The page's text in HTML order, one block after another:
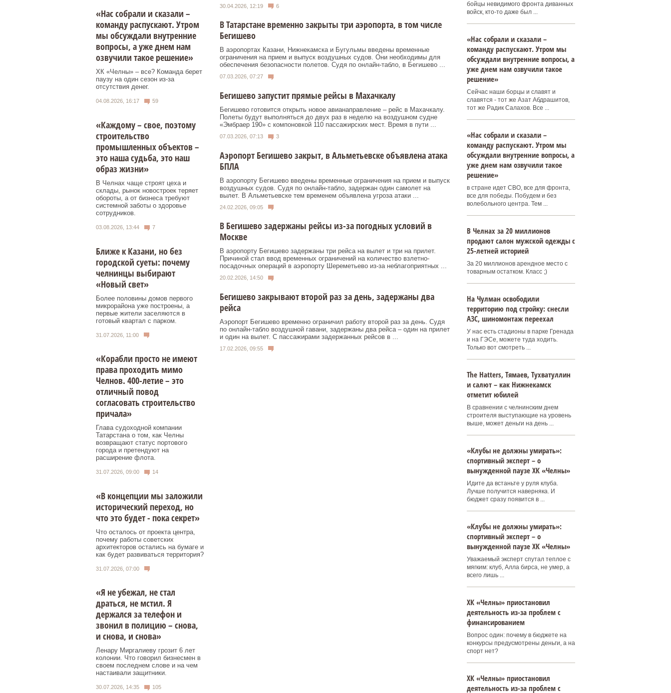
«Нас собрали и сказали –
команду распускают. Утром
мы обсуждали внутренние
вопросы, а уже днем нам
озвучили такое решение»
ХК «Челны» – все? Команда берет
паузу на один сезон из-за
отсутствия денег.
04.08.2026, 16:17 59
«Каждому – свое, поэтому
строительство
промышленных объектов –
это наша судьба, это наш
образ жизни»
В Челнах чаще строят цеха и
склады, рынок новостроек теряет
обороты, а от бизнеса требуют
системной заботы о здоровье
сотрудников.
03.08.2026, 13:44 7
Ближе к Казани, но без
городской суеты: почему
челнинцы выбирают
«Новый свет»
Более половины домов первого
микрорайона уже построены, а
первые жители заселяются в
готовый квартал с парком.
31.07.2026, 11:00
«Корабли просто не имеют
права проходить мимо
Челнов. 400-летие – это
отличный повод
согласовать строительство
причала»
Глава судоходной компании
Татарстана о том, как Челны
возвращают статус портового
города и претендуют на
расширение флота.
31.07.2026, 09:00 14
«В концепции мы заложили
исторический переход, но
что это будет - пока секрет»
Что осталось от проекта центра,
почему работы советских
архитекторов остались на бумаге и
как будет развиваться территория?
31.07.2026, 07:00
«Я не убежал, не стал
драться, не мстил. Я
держался за телефон и
звонил в полицию – снова,
и снова, и снова»
Ленару Миргалиеву грозит 6 лет
колонии. Что говорил бизнесмен в
своем последнем слове и на чем
настаивали защитники.
30.07.2026, 14:35 105
30.04.2026, 12:19 6
В Татарстане временно закрыты три аэропорта, в том числе
Бегишево
В аэропортах Казани, Нижнекамска и Бугульмы введены временные
ограничения на прием и выпуск воздушных судов. Они необходимы для
обеспечения безопасности полетов. Судя по онлайн-табло, в Бегишево ...
07.03.2026, 07:27
Бегишево запустит прямые рейсы в Махачкалу
Бегишево готовится открыть новое авианаправление – рейс в Махачкалу.
Полеты будут выполняться до двух раз в неделю на воздушном судне
«Эмбраер 190» с компоновкой 110 пассажирских мест. Время в пути ...
07.03.2026, 07:13 3
Аэропорт Бегишево закрыт, в Альметьевске объявлена атака
БПЛА
В аэропорту Бегишево введены временные ограничения на прием и выпуск
воздушных судов. Судя по онлайн-табло, задержан один самолет на
вылет. В Альметьевске тем временем объявлена угроза атаки ...
24.02.2026, 09:05
В Бегишево задержаны рейсы из-за погодных условий в
Москве
В аэропорту Бегишево задержаны три рейса на вылет и три на прилет.
Причиной стал ввод временных ограничений на количество взлетно-
посадочных операций в аэропорту Шереметьево из-за неблагоприятных ...
20.02.2026, 14:50
Бегишево закрывают второй раз за день, задержаны два
рейса
Аэропорт Бегишево временно ограничил работу второй раз за день. Судя
по онлайн-табло воздушной гавани, задержаны два рейса – один на прилет
и один на вылет. С пассажирами задержанных рейсов в ...
17.02.2026, 09:55
бойцы невидимого фронта диванных
войск, кто-то даже был ...
«Нас собрали и сказали –
команду распускают. Утром мы
обсуждали внутренние вопросы, а
уже днем нам озвучили такое
решение»
Сейчас наши борцы и славят и
славятся - тот же Азат Абдрашитов,
тот же Радик Салахов. Все ...
«Нас собрали и сказали –
команду распускают. Утром мы
обсуждали внутренние вопросы, а
уже днем нам озвучили такое
решение»
в стране идет СВО, все для фронта,
все для победы. Побудем и без
волебольного центра. Тем ...
В Челнах за 20 миллионов
продают салон мужской одежды с
25-летней историей
За 20 миллионов арендное место с
товарным остатком. Класс ;)
На Чулман освободили
территорию под стройку: снесли
АЗС, шиномонтаж переехал
У нас есть стадионы в парке Гренада
и на ГЭСе, можете туда ходить.
Только вот смотреть ...
Тhe Нatters, Тямаев, Тухватуллин
и салют – как Нижнекамск
отметит юбилей
В сравнении с челнинским днем
строителя выступающие на уровень
выше, может деньги на день ...
«Клубы не должны умирать»:
спортивный эксперт – о
вынужденной паузе ХК «Челны»
Идите да встаньте у руля клуба.
Лучше получится наверняка. И
бюджет сразу появится в ...
«Клубы не должны умирать»:
спортивный эксперт – о
вынужденной паузе ХК «Челны»
Уважаемый эксперт спутал теплое с
мягким: клуб, Алла бирса, не умер, а
всего лишь ...
ХК «Челны» приостановил
деятельность из-за проблем с
финансированием
Вопрос один: почему в бюджете на
конкурсы предусмотрены деньги, а на
спорт нет?
ХК «Челны» приостановил
деятельность из-за проблем с